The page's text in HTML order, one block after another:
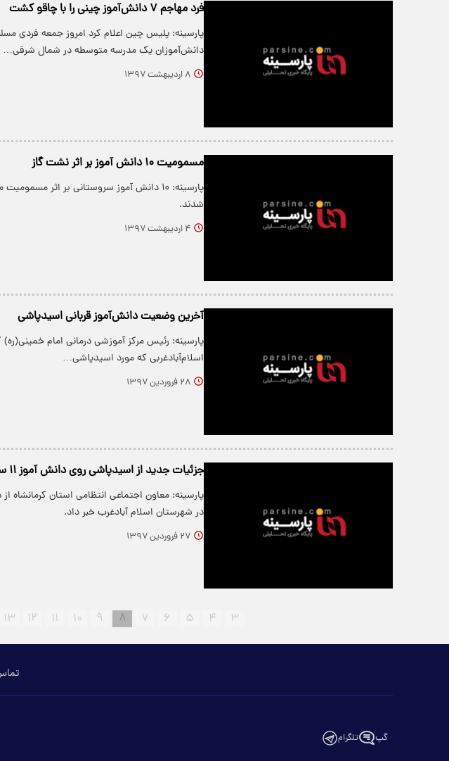
فرد مهاجم ۷ دانش‌آموز چینی را با چاقو کشت
پارسینه: پلیس چین اعلام کرد امروز جمعه فردی
دانش‌آموزان یک مدرسه متوسطه در شمال شرقی…
۸ اردیبهشت ۱۳۹۷
مسمومیت ۱۰ دانش آموز بر اثر نشت گاز
پارسینه: ۱۰ دانش آموز سروستانی بر اثر
شدند.
۴ اردیبهشت ۱۳۹۷
آخرین وضعیت دانش‌آموز قربانی اسیدپاشی
پارسینه: رئیس مرکز آموزشی درمانی امام
اسلام‌آبادغربی که مورد اسیدپاشی…
۲۸ فروردین ۱۳۹۷
جزئیات جدید از اسیدپاشی روی دانش آموز ۱۱ ساله
پارسینه: معاون اجتماعی انتظامی استان کرمانشاه
در شهرستان اسلام آبادغرب خبر داد.
۲۷ فروردین ۱۳۹۷
۳ ۴ ۵ ۶ ۷ ۸ ۹ ۱۰ ۱۱ ۱۲ ۱۳
گپ تلگرام